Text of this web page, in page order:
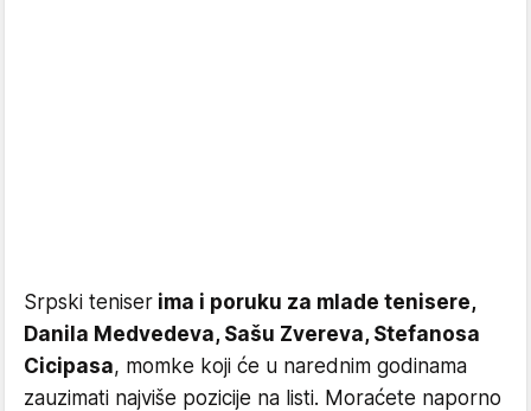
Srpski teniser ima i poruku za mlade tenisere,
Danila Medvedeva, Sašu Zvereva, Stefanosa
Cicipasa, momke koji će u narednim godinama
zauzimati najviše pozicije na listi. Moraćete naporno